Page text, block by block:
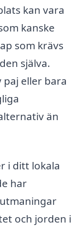
kan vara
kanske
som krävs
själva.
paj eller bara
än
i ditt lokala
har
och jorden i